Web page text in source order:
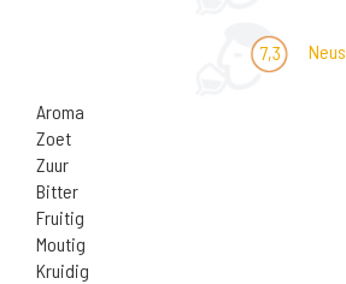
7,3 Neus
Aroma
Zoet
Zuur
Bitter
Fruitig
Moutig
Kruidig